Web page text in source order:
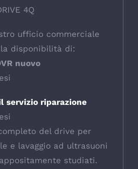
4Q
ufficio commerciale
disponibilità di:
nuovo
servizio riparazione
del drive per
e lavaggio ad ultrasuoni
studiati.